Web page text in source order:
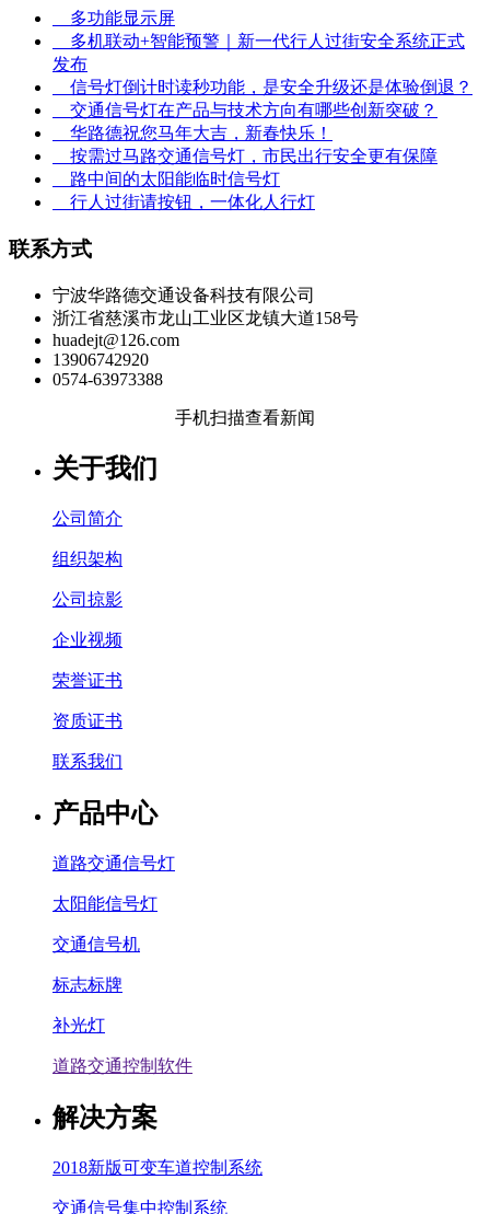
多功能显示屏
多机联动+智能预警｜新一代行人过街安全系统正式
发布
信号灯倒计时读秒功能，是安全升级还是体验倒退？
交通信号灯在产品与技术方向有哪些创新突破？
华路德祝您马年大吉，新春快乐！
按需过马路交通信号灯，市民出行安全更有保障
路中间的太阳能临时信号灯
行人过街请按钮，一体化人行灯
联系方式
宁波华路德交通设备科技有限公司
浙江省慈溪市龙山工业区龙镇大道158号
huadejt@126.com
13906742920
0574-63973388
手机扫描查看新闻
关于我们
公司简介
组织架构
公司掠影
企业视频
荣誉证书
资质证书
联系我们
产品中心
道路交通信号灯
太阳能信号灯
交通信号机
标志标牌
补光灯
道路交通控制软件
解决方案
2018新版可变车道控制系统
交通信号集中控制系统